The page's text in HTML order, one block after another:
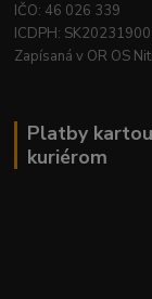
IČO: 46 026 339
ICDPH:
Zapísaná v OR OS
Platby
kuriérom